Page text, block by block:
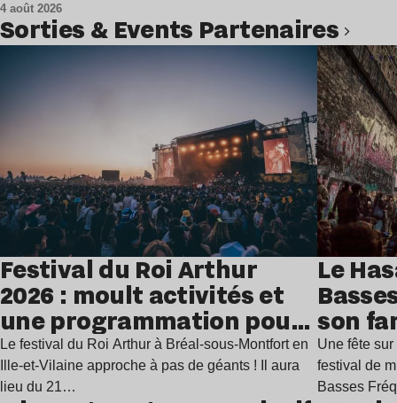
4 août 2026
Sorties & Events Partenaires
Festival du Roi Arthur
2026 : moult activités et
une programmation pour
festoyer
Le festival du Roi Arthur à Bréal-sous-Montfort en
Ille-et-Vilaine approche à pas de géants ! Il aura
lieu du 21…
Le
son
juillet
Une fête
festival de
Basses